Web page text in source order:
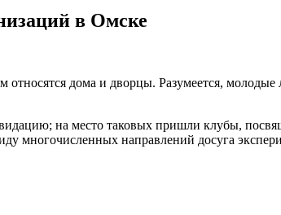
в Омске
дома и дворцы. Разумеется,
на место таковых пришли клубы,
многочисленных направлений досуга